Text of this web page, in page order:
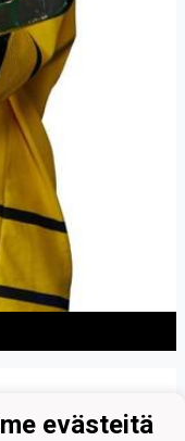
evästeitä